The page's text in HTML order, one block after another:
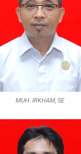
MUH. IRKHAM, SE